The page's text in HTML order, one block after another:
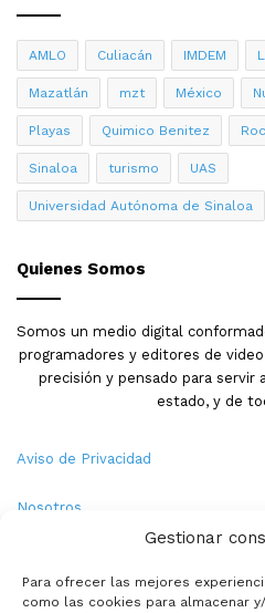
Gestionar
Para ofrecer las mejores
como las cookies para almacenar
AMLO Culiacán IMDEM
Mazatlán mzt México
Playas Quimico Benitez
Sinaloa turismo UAS
Universidad Autónoma de Sinaloa
Quienes Somos
Somos un medio digital
programadores y editores de
precisión y pensado para servir
estado, y de
Aviso de Privacidad
Nosotros
Política de Cookies